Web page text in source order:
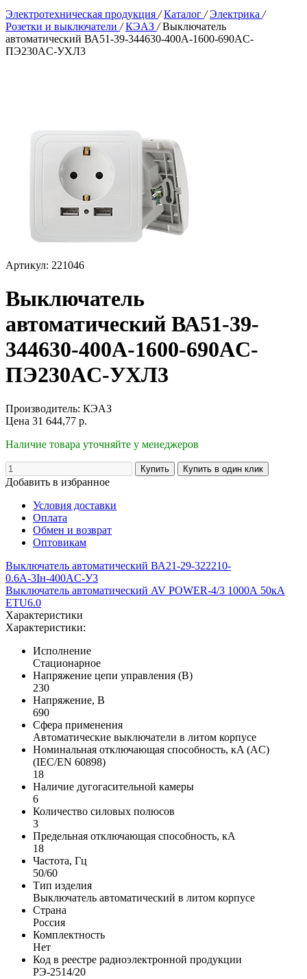
Электротехническая продукция / Каталог / Электрика /
Розетки и выключатели / КЭАЗ / Выключатель
автоматический ВА51-39-344630-400А-1600-690AC-
ПЭ230AC-УХЛ3
Артикул: 221046
Выключатель
автоматический ВА51-39-
344630-400А-1600-690AC-
ПЭ230AC-УХЛ3
Производитель: КЭАЗ
Цена 31 644,77 р.
Наличие товара уточняйте у менеджеров
Добавить в избранное
Условия доставки
Оплата
Обмен и возврат
Оптовикам
Выключатель автоматический ВА21-29-322210-
0.6А-3Iн-400AC-У3
Выключатель автоматический AV POWER-4/3 1000А 50кА
ETU6.0
Характеристики
Характеристики:
Исполнение
Стационарное
Напряжение цепи управления (В)
230
Напряжение, В
690
Сфера применения
Автоматические выключатели в литом корпусе
Номинальная отключающая способность, кA (AC)
(IEC/EN 60898)
18
Наличие дугогасительной камеры
6
Количество силовых полюсов
3
Предельная отключающая способность, кA
18
Частота, Гц
50/60
Тип изделия
Выключатель автоматический в литом корпусе
Страна
Россия
Комплектность
Нет
Код в реестре радиоэлектронной продукции
РЭ-2514/20